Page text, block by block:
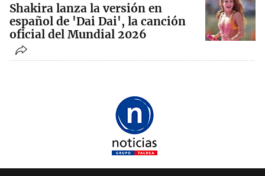
Shakira lanza la versión en
español de 'Dai Dai', la canción
oficial del Mundial 2026